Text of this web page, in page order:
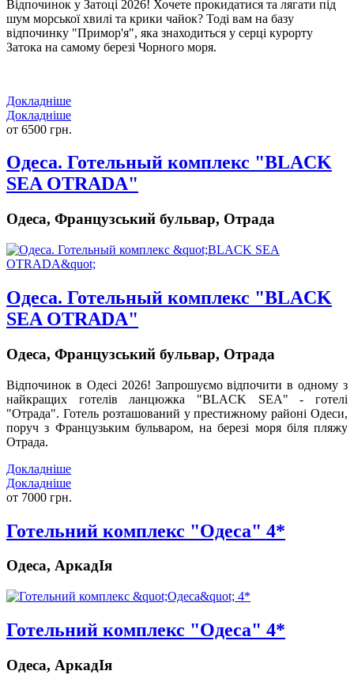
Відпочинок у Затоці 2026! Хочете прокидатися та лягати під
шум морської хвилі та крики чайок? Тоді вам на базу
відпочинку "Примор'я", яка знаходиться у серці курорту
Затока на самому березі Чорного моря.
Докладніше
Докладніше
от 6500 грн.
Одеса. Готельный комплекс "BLACK
SEA OTRADA"
Одеса, Французський бульвар, Отрада
Одеса. Готельный комплекс "BLACK
SEA OTRADA"
Одеса, Французський бульвар, Отрада
Відпочинок в Одесі 2026! Запрошуємо відпочити в одному з
найкращих готелів ланцюжка "BLACK SEA" - готелі
"Отрада". Готель розташований у престижному районі Одеси,
поруч з Французьким бульваром, на березі моря біля пляжу
Отрада.
Докладніше
Докладніше
от 7000 грн.
Готельний комплекс "Одеса" 4*
Одеса, АркадІя
Готельний комплекс "Одеса" 4*
Одеса, АркадІя